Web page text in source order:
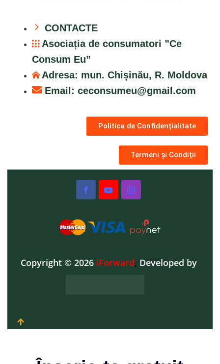
CONTACTE
Asociația de consumatori ”Ce
Consum Eu”
Adresa: mun. Chișinău, R. Moldova
Email: ceconsumeu@gmail.com
Politica de Confidențialitate
Termeni și Condiții
Copyright © 2026 iForward, Developed by